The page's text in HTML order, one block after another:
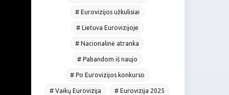
# Eurovizijos užkulisiai
# Lietuva Eurovizijoje
# Nacionalinė atranka
# Pabandom iš naujo
# Po Eurovizijos konkurso
# Vaikų Eurovizija # Eurovizija 2025